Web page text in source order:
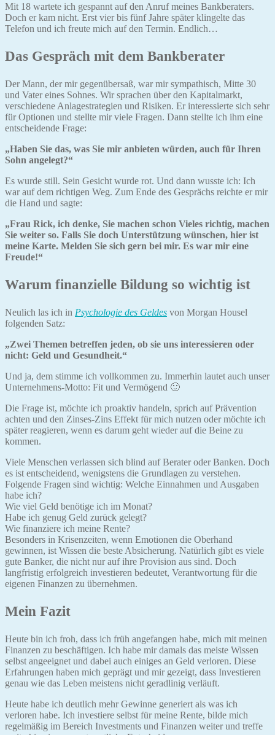
Mit 18 wartete ich gespannt auf den Anruf meines Bankberaters.
Doch er kam nicht. Erst vier bis fünf Jahre später klingelte das
Telefon und ich freute mich auf den Termin. Endlich…
Das Gespräch mit dem Bankberater
Der Mann, der mir gegenübersaß, war mir sympathisch, Mitte 30
und Vater eines Sohnes. Wir sprachen über den Kapitalmarkt,
verschiedene Anlagestrategien und Risiken. Er interessierte sich sehr
für Optionen und stellte mir viele Fragen. Dann stellte ich ihm eine
entscheidende Frage:
„Haben Sie das, was Sie mir anbieten würden, auch für Ihren
Sohn angelegt?“
Es wurde still. Sein Gesicht wurde rot. Und dann wusste ich: Ich
war auf dem richtigen Weg. Zum Ende des Gesprächs reichte er mir
die Hand und sagte:
„Frau Rick, ich denke, Sie machen schon Vieles richtig, machen
Sie weiter so. Falls Sie doch Unterstützung wünschen, hier ist
meine Karte. Melden Sie sich gern bei mir. Es war mir eine
Freude!“
Warum finanzielle Bildung so wichtig ist
Neulich las ich in Psychologie des Geldes von Morgan Housel
folgenden Satz:
„Zwei Themen betreffen jeden, ob sie uns interessieren oder
nicht: Geld und Gesundheit.“
Und ja, dem stimme ich vollkommen zu. Immerhin lautet auch unser
Unternehmens-Motto: Fit und Vermögend 🙂
Die Frage ist, möchte ich proaktiv handeln, sprich auf Prävention
achten und den Zinses-Zins Effekt für mich nutzen oder möchte ich
später reagieren, wenn es darum geht wieder auf die Beine zu
kommen.
Viele Menschen verlassen sich blind auf Berater oder Banken. Doch
es ist entscheidend, wenigstens die Grundlagen zu verstehen.
Folgende Fragen sind wichtig: Welche Einnahmen und Ausgaben
habe ich?
Wie viel Geld benötige ich im Monat?
Habe ich genug Geld zurück gelegt?
Wie finanziere ich meine Rente?
Besonders in Krisenzeiten, wenn Emotionen die Oberhand
gewinnen, ist Wissen die beste Absicherung. Natürlich gibt es viele
gute Banker, die nicht nur auf ihre Provision aus sind. Doch
langfristig erfolgreich investieren bedeutet, Verantwortung für die
eigenen Finanzen zu übernehmen.
Mein Fazit
Heute bin ich froh, dass ich früh angefangen habe, mich mit meinen
Finanzen zu beschäftigen. Ich habe mir damals das meiste Wissen
selbst angeeignet und dabei auch einiges an Geld verloren. Diese
Erfahrungen haben mich geprägt und mir gezeigt, dass Investieren
genau wie das Leben meistens nicht geradlinig verläuft.
Heute habe ich deutlich mehr Gewinne generiert als was ich
verloren habe. Ich investiere selbst für meine Rente, bilde mich
regelmäßig im Bereich Investments und Finanzen weiter und treffe